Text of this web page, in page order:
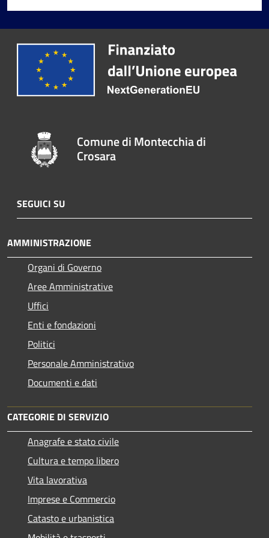
Comune di Montecchia di
Crosara
SEGUICI SU
AMMINISTRAZIONE
Organi di Governo
Aree Amministrative
Uffici
Enti e fondazioni
Politici
Personale Amministrativo
Documenti e dati
CATEGORIE DI SERVIZIO
Anagrafe e stato civile
Cultura e tempo libero
Vita lavorativa
Imprese e Commercio
Catasto e urbanistica